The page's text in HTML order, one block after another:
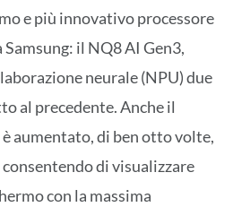
e più innovativo processore
il NQ8 AI Gen3,
neurale (NPU) due
al precedente. Anche il
aumentato, di ben otto volte,
consentendo di visualizzare
con la massima